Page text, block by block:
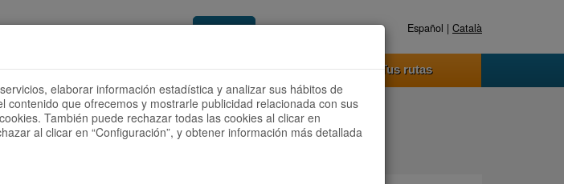
Acceder Registrate ahora Español | Català
ser colaborador? Cómo funciona Tus rutas
elaborar información estadística y analizar sus hábitos de
que ofrecemos y mostrarle publicidad relacionada con sus
También puede rechazar todas las cookies al clicar en
al clicar en “Configuración”, y obtener información más detallada